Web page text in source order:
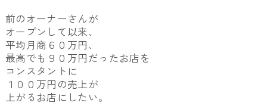
前のオーナーさんが
オープンして以来、
平均月商６０万円、
最高でも９０万円だったお店を
コンスタントに
１００万円の売上が
上がるお店にしたい。